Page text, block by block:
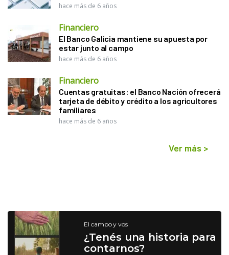
hace más de 6 años
Financiero
El Banco Galicia mantiene su apuesta por
estar junto al campo
hace más de 6 años
Financiero
Cuentas gratuitas: el Banco Nación ofrecerá
tarjeta de débito y crédito a los agricultores
familiares
hace más de 6 años
Ver más >
El campo y vos
¿Tenés una historia para
contarnos?